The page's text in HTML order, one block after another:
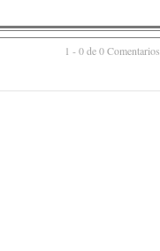
1 - 0 de 0 Comentarios